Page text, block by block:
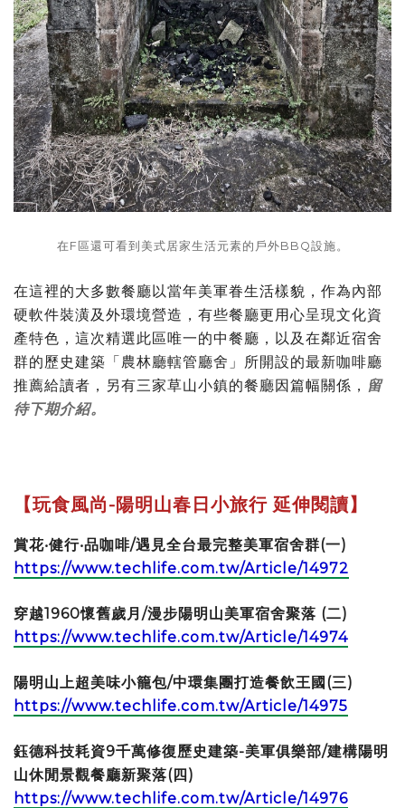
在F區還可看到美式居家生活元素的戶外BBQ設施。
在這裡的大多數餐廳以當年美軍眷生活樣貌，作為內部
硬軟件裝潢及外環境營造，有些餐廳更用心呈現文化資
產特色，這次精選此區唯一的中餐廳，以及在鄰近宿舍
群的歷史建築「農林廳轄管廳舍」所開設的最新咖啡廳
推薦給讀者，另有三家草山小鎮的餐廳因篇幅關係， 留
待下期介紹。
【玩食風尚-陽明山春日小旅行 延伸閱讀】
賞花‧健行‧品咖啡/遇見全台最完整美軍宿舍群(一)
https://www.techlife.com.tw/Article/14972
穿越1960懷舊歲月/漫步陽明山美軍宿舍聚落 (二)
https://www.techlife.com.tw/Article/14974
陽明山上超美味小籠包/中環集團打造餐飲王國(三)
https://www.techlife.com.tw/Article/14975
鈺德科技耗資9千萬修復歷史建築-美軍俱樂部/建構陽明
山休閒景觀餐廳新聚落(四)
https://www.techlife.com.tw/Article/14976